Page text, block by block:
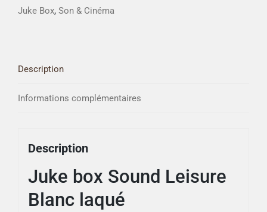
Juke Box, Son & Cinéma
Description
Informations complémentaires
Description
Juke box Sound Leisure
Blanc laqué